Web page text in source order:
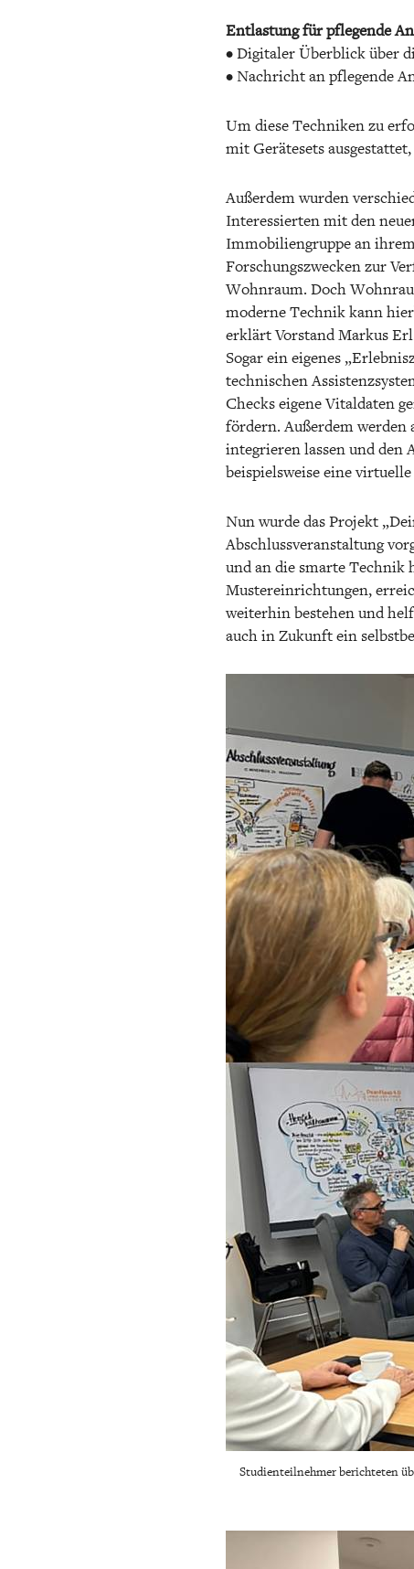
Entlastung für pflegende
• Digitaler Überblick über
• Nachricht an pflegende
Um diese Techniken zu
mit Gerätesets
Außerdem wurden
Interessierten mit den
Immobiliengruppe an
Forschungszwecken zur
Wohnraum. Doch
moderne Technik kann
erklärt Vorstand Markus
Sogar ein eigenes
technischen
Checks eigene Vitaldaten
fördern. Außerdem werden
integrieren lassen und den
beispielsweise eine
Nun wurde das Projekt
Abschlussveranstaltung
und an die smarte Technik
Mustereinrichtungen,
weiterhin bestehen und
auch in Zukunft ein
Studienteilnehmer berichteten